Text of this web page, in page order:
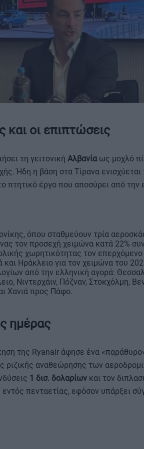
και οι επιπτώσεις
τη γειτονική Αλβανίαως μοχλό
Ήδη η βάση στα Τίρανα
πτητικό έργο που αποσύρει από την
όπου σταθμεύουν τρία
τον προσεχή χειμώνα κατά 22%
χωρητικότητας τον
Ηράκλειο για τον χειμώνα του
από την ελληνική αγορά:
Νιντερχάιν, Πόζναν, Στοκχόλμη,
Χανιά προς Πάφο.
ημέρας
της Ryanair άφησε ένα
ριζικής αναθεώρησης των
1 δισ. δολαρίωνκαι τον
πενταετίας, εφόσον υπάρξει